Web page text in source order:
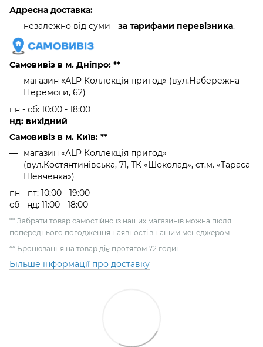
Адресна доставка:
незалежно від суми - за тарифами перевізника.
Самовивіз в м. Дніпро: **
магазин «ALP Коллекція пригод» (вул.Набережна
Перемоги, 62)
пн - сб: 10:00 - 18:00
нд: вихідний
Самовивіз в м. Київ: **
магазин «ALP Коллекція пригод»
(вул.Костянтинівська, 71, ТК «Шоколад», ст.м. «Тараса
Шевченка»)
пн - пт: 10:00 - 19:00
сб - нд: 11:00 - 18:00
** Забрати товар самостійно із наших магазинів можна після
попереднього погодження наявності з нашим менеджером.
** Бронювання на товар діє протягом 72 годин.
Більше інформації про доставку